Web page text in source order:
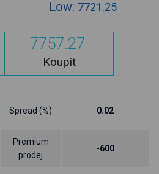
Low: 7721.25
7757.27
Koupit
Spread (%) 0.02
Premium
prodej
-600